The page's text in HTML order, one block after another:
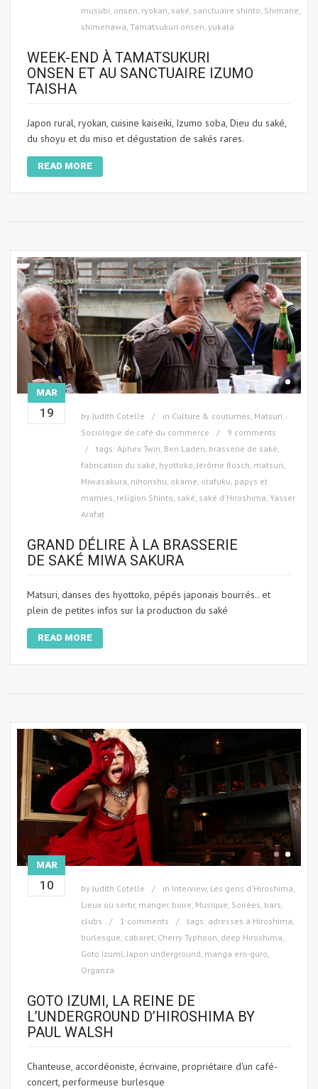
musubi onsen ryokan saké sanctuaire shinto Shimane
shimenawa Tamatsukuri onsen yukata
WEEK-END À TAMATSUKURI
ONSEN ET AU SANCTUAIRE IZUMO
TAISHA
Japon rural, ryokan, cuisine kaiseiki, Izumo soba, Dieu du saké,
du shoyu et du miso et dégustation de sakés rares.
READ MORE
MAR
19 byJudith Cotelle in Culture & coutumes, Matsuri,
Sociologie de café du commerce
9 comments
tags: Aphex Twin, Ben Laden, brasserie de saké,
fabrication du saké, hyottoko,Jérôme Bosch, matsuri,
Miwasakura, nihonshu, okame, otafuku, papys et
mamies, religion Shinto, saké, saké d'Hiroshima, Yasser
Arafat
GRAND DÉLIRE À LA BRASSERIE
DE SAKÉ MIWA SAKURA
Matsuri, danses des hyottoko, pépés japonais bourrés.. et
plein de petites infos sur la production du saké
READ MORE
MAR
10 by Judith Cotelle in Interview, Les gens d'Hiroshima
Lieux où sortir, manger, boire Musique Soirées, bars,
clubs
1 comments tags: adresses à Hiroshima
burlesque cabaret Cherry Typhoon deep Hiroshima
Goto Izumi Japon underground manga ero-guro
Organza
GOTO IZUMI, LA REINE DE
L’UNDERGROUND D’HIROSHIMA BY
PAUL WALSH
Chanteuse, accordéoniste, écrivaine, propriétaire d'un café-
concert, performeuse burlesque